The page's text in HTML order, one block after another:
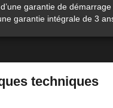
garantie de
garantie intégrale de 3
techniques